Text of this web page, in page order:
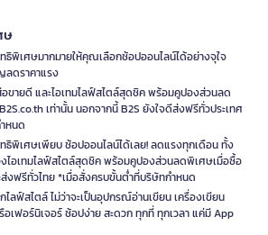
ษ
ธิพิเศษมากมายให้คุณเลือกช้อปออนไลน์ได้อย่างจุใจ
ดราคาแรง
ขายดี และไอเทมไลฟ์สไตล์สุดชิค พร้อมคูปองส่วนลด
เท่านั้น นอกจากนี้ B2S ยังใจดีส่งฟรีทั่วประเทศ
หนด
ธิพิเศษเพียบ ช้อปออนไลน์ได้เลย! ลดแรงทุกเดือน ทั้ง
ไอเทมไลฟ์สไตล์สุดชิค พร้อมคูปองส่วนลดพิเศษเมื่อซื้อ
ส่งฟรีทั่วไทย *เมื่อสั่งครบขั้นต่ำที่บริษัทกำหนด
ลฟ์สไตล์ ไม่ว่าจะเป็นอุปกรณ์อ่านเขียน เครื่องเขียน
เฟอร์นิเจอร์ ช้อปง่าย สะดวก ทุกที่ ทุกเวลา แค่มี App